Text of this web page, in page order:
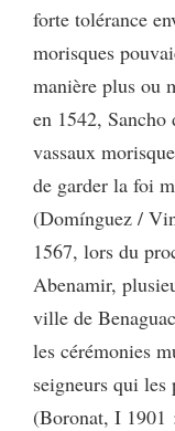
forte tolérance
morisques
manière plus ou
en 1542, Sancho
vassaux
de garder la foi
(Domínguez /
1567, lors du
Abenamir,
ville de
les cérémonies
seigneurs qui
(Boronat, I 1901